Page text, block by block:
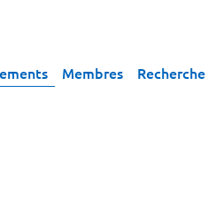
Membres Recherche